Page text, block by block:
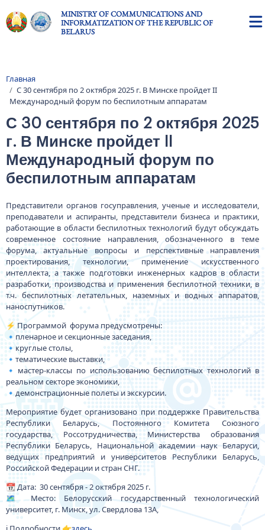
MINISTRY OF COMMUNICATIONS AND
INFORMATIZATION OF THE REPUBLIC OF
BELARUS
Breadcrumb
Главная
С 30 сентября по 2 октября 2025 г. В Минске пройдет II
Международный форум по беспилотным аппаратам
С 30 сентября по 2 октября 2025
г. В Минске пройдет II
Международный форум по
беспилотным аппаратам
Представители органов госуправления, ученые и исследователи,
преподаватели и аспиранты, представители бизнеса и практики,
работающие в области беспилотных технологий будут обсуждать
современное состояние направления, обозначенного в теме
форума, актуальные вопросы и перспективные направления
проектирования, технологии, применение искусственного
интеллекта, а также подготовки инженерных кадров в области
разработки, производства и применения беспилотной техники, в
т.ч. беспилотных летательных, наземных и водных аппаратов,
наноспутников.
⚡️ Программой форума предусмотрены:
🔹пленарное и секционные заседания,
🔹круглые столы,
🔹тематические выставки,
🔹мастер-классы по использованию беспилотных технологий в
реальном секторе экономики,
🔹демонстрационные полеты и экскурсии.
Мероприятие будет организовано при поддержке Правительства
Республики Беларусь, Постоянного Комитета Союзного
государства, Россотрудничества, Министерства образования
Республики Беларусь, Национальной академии наук Беларуси,
ведущих предприятий и университетов Республики Беларусь,
Российской Федерации и стран СНГ.
📆 Дата: 30 сентября - 2 октября 2025 г.
🗺 Место: Белорусский государственный технологический
университет, г. Минск, ул. Свердлова 13А,